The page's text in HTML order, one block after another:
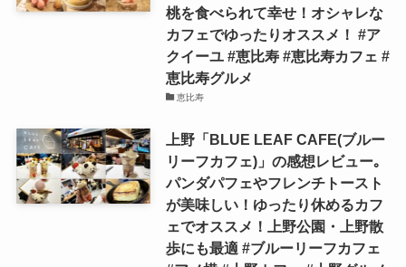
桃を食べられて幸せ！オシャレな
カフェでゆったりオススメ！ #ア
クイーユ #恵比寿 #恵比寿カフェ #
恵比寿グルメ
恵比寿
上野「BLUE LEAF CAFE(ブルー
リーフカフェ)」の感想レビュー｡
パンダパフェやフレンチトースト
が美味しい！ゆったり休めるカフ
ェでオススメ！上野公園・上野散
歩にも最適 #ブルーリーフカフェ